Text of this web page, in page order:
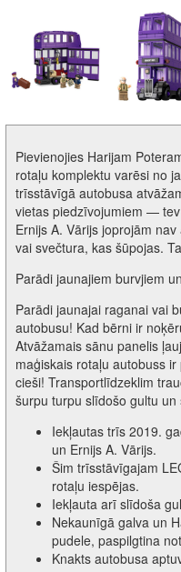
Pievienojies Harijam
rotaļu komplektu varēsi no
trīsstāvīgā autobusa
vietas piedzīvojumiem —
Ernijs A. Vārijs joprojām
vai svečtura, kas šūpojas.
Parādi jaunajiem burvjiem
Parādi jaunajai raganai vai
autobusu! Kad bērni ir
Atvāžamais sānu panelis
maģiskais rotaļu autobuss
cieši! Transportlīdzeklim
šurpu turpu slīdošo gultu
Iekļautas trīs 2019.
un Ernijs A. Vārijs.
Šim trīsstāvīgajam
rotaļu iespējas.
Iekļauta arī slīdoša
Nekaunīgā galva un
pudele, paspilgtina
Knakts autobusa